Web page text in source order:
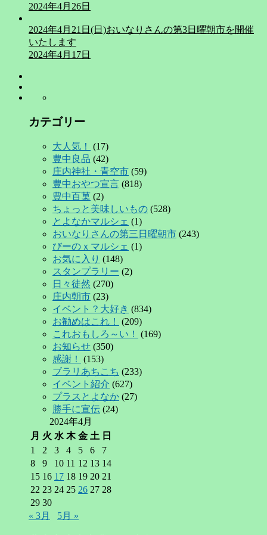
2024年4月26日
2024年4月21日(日)おいなりさんの第3日曜朝市を開催
いたします
2024年4月17日
カテゴリー
大人気！
(17)
豊中良品 (42)
庄内神社・青空市 (59)
豊中おやつ宣言 (818)
豊中百菓 (2)
ちょっと美味しいもの (528)
とよなかマルシェ (1)
おいなりさんの第三日曜朝市 (243)
びーのｘマルシェ (1)
お気に入り (148)
スタンプラリー (2)
日々徒然 (270)
庄内朝市 (23)
イベント？大好き (834)
お勧めはこれ！
(209)
これおもしろ～い！
(169)
お知らせ (350)
感謝！
(153)
ブラリあちこち (233)
イベント紹介 (627)
プラスとよなか (27)
勝手に宣伝 (24)
2024年4月
月 火 水 木 金 土 日
1
2 3 4 5 6
7
8
9 10 11 12 13 14
15 16 17 18 19 20 21
22 23 24 25 26 27 28
29 30
« 3月
5月 »